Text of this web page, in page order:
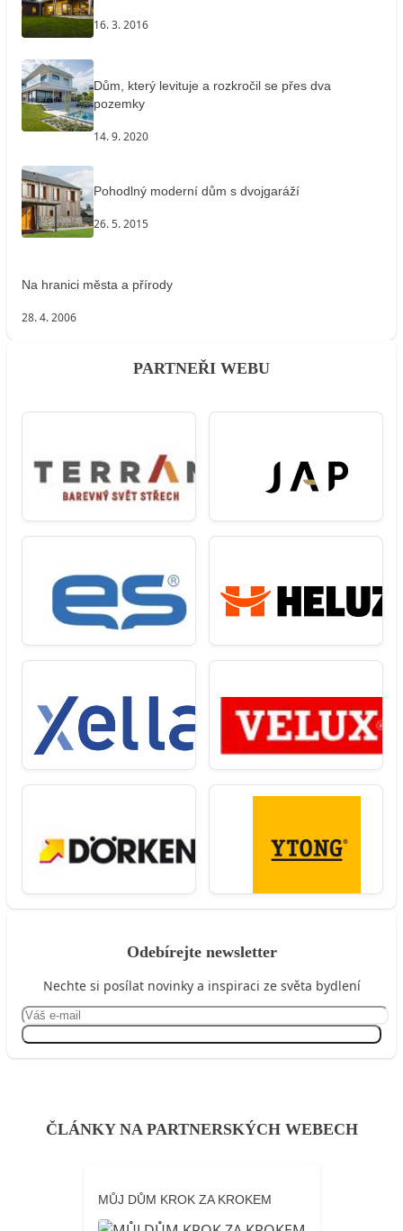
16. 3. 2016
Dům, který levituje a rozkročil se přes dva
pozemky
14. 9. 2020
Pohodlný moderní dům s dvojgaráží
26. 5. 2015
Na hranici města a přírody
28. 4. 2006
PARTNEŘI WEBU
Odebírejte newsletter
Nechte si posílat novinky a inspiraci ze světa bydlení
ČLÁNKY NA PARTNERSKÝCH WEBECH
MŮJ DŮM KROK ZA KROKEM